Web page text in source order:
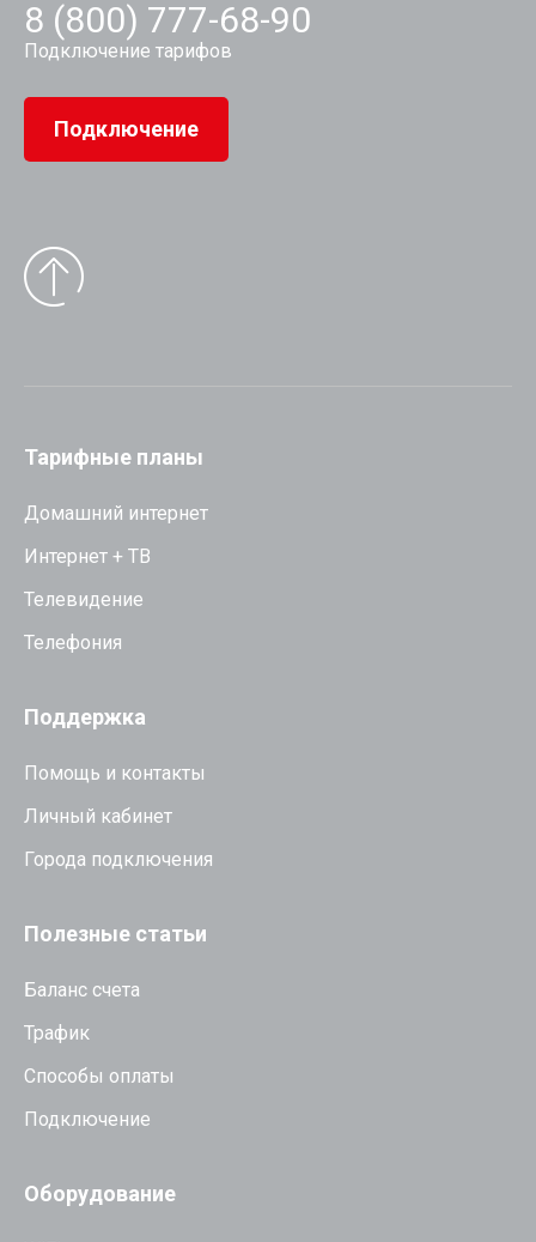
8 (800) 777-68-90
Подключение тарифов
Подключение
Тарифные планы
Домашний интернет
Интернет + ТВ
Телевидение
Телефония
Поддержка
Помощь и контакты
Личный кабинет
Города подключения
Полезные статьи
Баланс счета
Трафик
Способы оплаты
Подключение
Оборудование